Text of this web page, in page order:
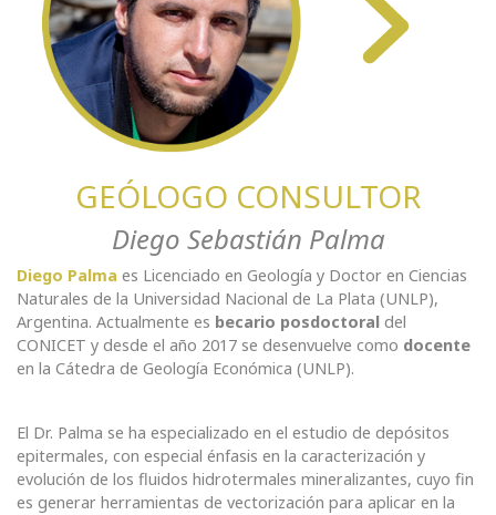
GEÓLOGO CONSULTOR
Diego Sebastián Palma
Diego Palma es Licenciado en Geología y Doctor en Ciencias
Naturales de la Universidad Nacional de La Plata (UNLP),
Argentina. Actualmente es becario posdoctoral del
CONICET y desde el año 2017 se desenvuelve como docente
en la Cátedra de Geología Económica (UNLP).
El Dr. Palma se ha especializado en el estudio de depósitos
epitermales, con especial énfasis en la caracterización y
evolución de los fluidos hidrotermales mineralizantes, cuyo fin
es generar herramientas de vectorización para aplicar en la